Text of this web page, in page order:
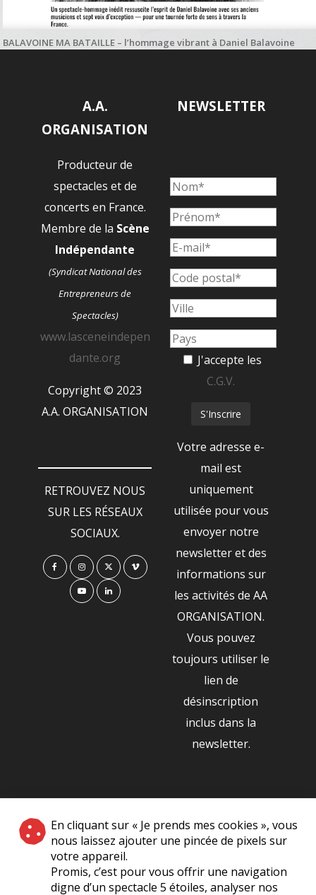
En cliquant sur « Je prends mes cookies », vous
nous laissez ajouter une pincée de pixels sur
votre appareil.
Promis, c’est pour vous offrir une navigation
digne d’un spectacle 5 étoiles, analyser nos
BALAVOINE MA BATAILLE – l’hommage vibrant à Daniel Balavoine
A.A.
ORGANISATION
Producteur de
spectacles et de
concerts en France.
Membre de la Scène
Indépendante
(Syndicat National des
Entrepreneurs de
Spectacles)
www.lasceneindepen
dante.org
Copyright © 2023
A.A. ORGANISATION
RETROUVEZ NOUS
SUR LES RÉSEAUX
SOCIAUX.
NEWSLETTER
J'accepte les
C.G.V.
Votre adresse e-
mail est
uniquement
utilisée pour vous
envoyer notre
newsletter et des
informations sur
les activités de AA
ORGANISATION.
Vous pouvez
toujours utiliser le
lien de
désinscription
inclus dans la
newsletter.
NOS PARTENAIRES
|